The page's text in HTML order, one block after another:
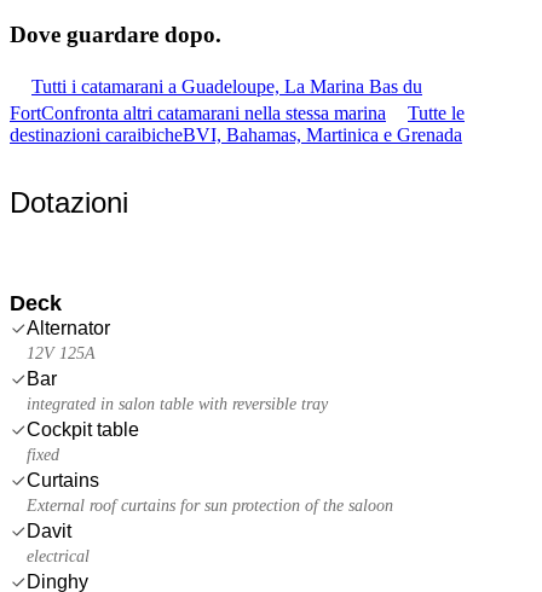
Dove guardare dopo.
Tutti i catamarani a Guadeloupe, La Marina Bas du
FortConfronta altri catamarani nella stessa marina
Tutte le
destinazioni caraibicheBVI, Bahamas, Martinica e Grenada
Dotazioni
Deck
Alternator
12V 125A
Bar
integrated in salon table with reversible tray
Cockpit table
fixed
Curtains
External roof curtains for sun protection of the saloon
Davit
electrical
Dinghy